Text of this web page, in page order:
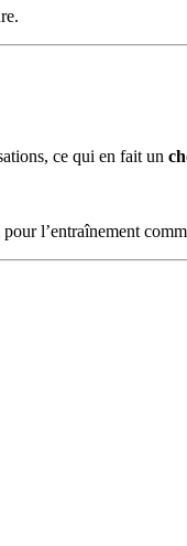
ce qui en fait un
pour l’entraînement